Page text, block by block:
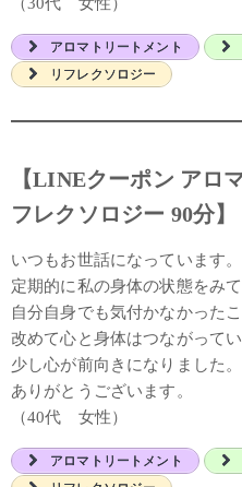
アロマトリートメント
リフレクソロジー
【LINEクーポン アロ
フレクソロジー 90分】
いつもお世話になっています。
定期的に私の身体の状態をみ
自分自身でも気付かなかった
改めて心と身体はつながって
少し心が前向きになりました。
ありがとうございます。
（40代 女性）
アロマトリートメント